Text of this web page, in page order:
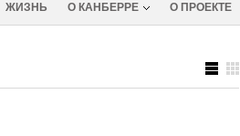
ЖИЗНЬ О КАНБЕРРЕ О ПРОЕКТЕ